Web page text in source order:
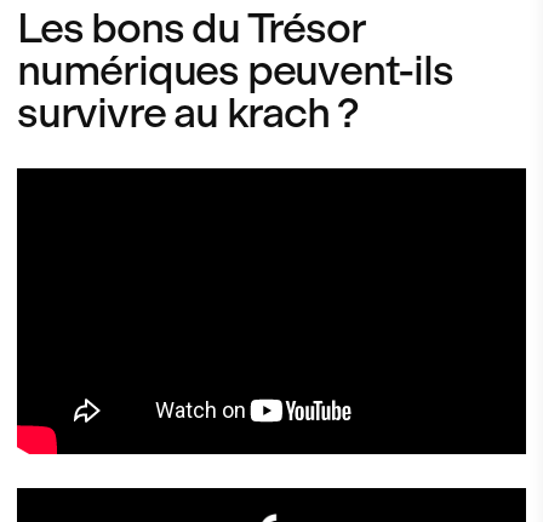
Les bons du Trésor
numériques peuvent-ils
survivre au krach ?